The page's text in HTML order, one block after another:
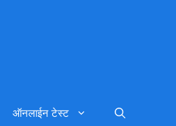
ऑनलाईन टेस्ट